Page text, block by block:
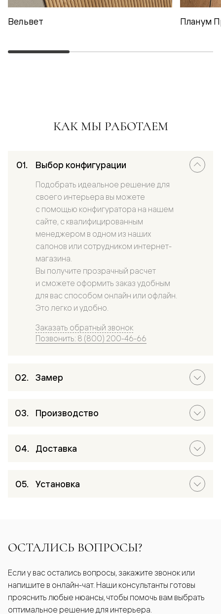
Вельвет Планум
КАК МЫ РАБОТАЕМ
Выбор конфигурации
Подобрать идеальное решение для
своего интерьера вы можете
с помощью конфигуратора на нашем
сайте, с квалифицированным
менеджером в одном из наших
салонов или сотрудником интернет-
магазина.
Вы получите прозрачный расчет
и сможете оформить заказ удобным
для вас способом онлайн или офлайн.
Это легко и удобно.
Заказать обратный звонок
Позвонить: 8 (800) 200-46-66
Замер
Производство
Доставка
Установка
ОСТАЛИСЬ ВОПРОСЫ?
Если у вас остались вопросы, закажите звонок или
напишите в онлайн-чат. Наши консультанты готовы
прояснить любые нюансы, чтобы помочь вам выбрать
оптимальное решение для интерьера.